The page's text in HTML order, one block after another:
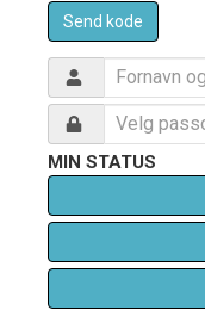
Send kode
MIN STATUS